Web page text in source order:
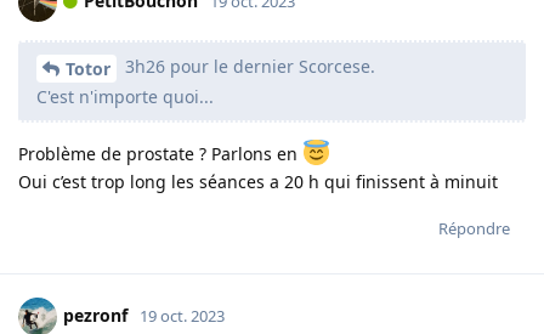
Totor
3h26 pour le dernier Scorcese.
C'est n'importe quoi...
Problème de prostate ? Parlons en
Oui c’est trop long les séances a 20 h qui finissent à minuit
Répondre
pezronf 19 oct. 2023